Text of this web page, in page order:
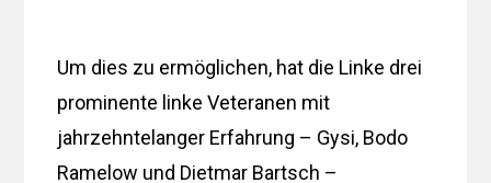
Um dies zu ermöglichen, hat die Linke drei
prominente linke Veteranen mit
jahrzehntelanger Erfahrung – Gysi, Bodo
Ramelow und Dietmar Bartsch –